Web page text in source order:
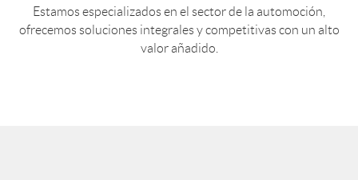
Estamos especializados en el sector de la automoción,
ofrecemos soluciones integrales y competitivas con un alto
valor añadido.